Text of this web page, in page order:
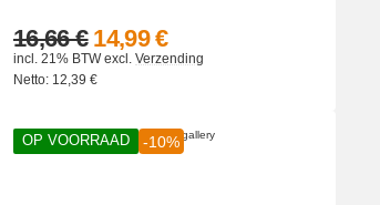
14,99 €
16,66 €
incl. 21% BTWexcl. Verzending
Netto: 12,39 €
OP VOORRAAD -10%